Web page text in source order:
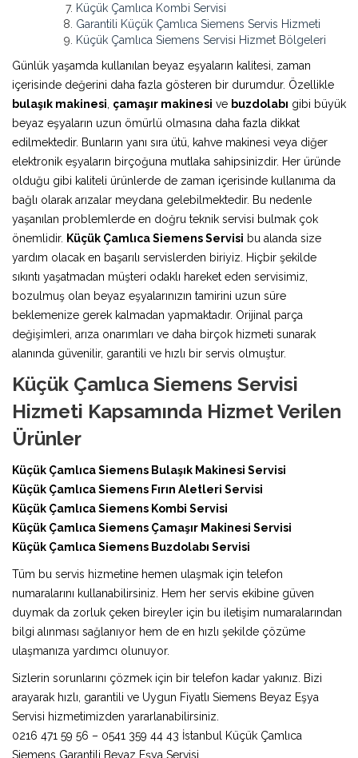
Küçük Çamlıca Kombi Servisi
Garantili Küçük Çamlıca Siemens Servis Hizmeti
Küçük Çamlıca Siemens Servisi Hizmet Bölgeleri
Günlük yaşamda kullanılan beyaz eşyaların kalitesi, zaman
içerisinde değerini daha fazla gösteren bir durumdur. Özellikle
bulaşık makinesi çamaşır makinesi ve buzdolabı gibi büyük
beyaz eşyaların uzun ömürlü olmasına daha fazla dikkat
edilmektedir. Bunların yanı sıra ütü, kahve makinesi veya diğer
elektronik eşyaların birçoğuna mutlaka sahipsinizdir. Her üründe
olduğu gibi kaliteli ürünlerde de zaman içerisinde kullanıma da
bağlı olarak arızalar meydana gelebilmektedir. Bu nedenle
yaşanılan problemlerde en doğru teknik servisi bulmak çok
önemlidir. Küçük Çamlıca Siemens Servisi bu alanda size
yardım olacak en başarılı servislerden biriyiz. Hiçbir şekilde
sıkıntı yaşatmadan müşteri odaklı hareket eden servisimiz,
bozulmuş olan beyaz eşyalarınızın tamirini uzun süre
beklemenize gerek kalmadan yapmaktadır. Orijinal parça
değişimleri, arıza onarımları ve daha birçok hizmeti sunarak
alanında güvenilir, garantili ve hızlı bir servis olmuştur.
Küçük Çamlıca Siemens Servisi
Hizmeti Kapsamında Hizmet Verilen
Ürünler
Küçük Çamlıca Siemens Bulaşık Makinesi Servisi
Küçük Çamlıca Siemens Fırın Aletleri Servisi
Küçük Çamlıca Siemens Kombi Servisi
Küçük Çamlıca Siemens Çamaşır Makinesi Servisi
Küçük Çamlıca Siemens Buzdolabı Servisi
Tüm bu servis hizmetine hemen ulaşmak için telefon
numaralarını kullanabilirsiniz. Hem her servis ekibine güven
duymak da zorluk çeken bireyler için bu iletişim numaralarından
bilgi alınması sağlanıyor hem de en hızlı şekilde çözüme
ulaşmanıza yardımcı olunuyor.
Sizlerin sorunlarını çözmek için bir telefon kadar yakınız. Bizi
arayarak hızlı, garantili ve Uygun Fiyatlı Siemens Beyaz Eşya
Servisi hizmetimizden yararlanabilirsiniz.
0216 471 59 56 – 0541 359 44 43 İstanbul Küçük Çamlıca
Siemens Garantili Beyaz Eşya Servisi